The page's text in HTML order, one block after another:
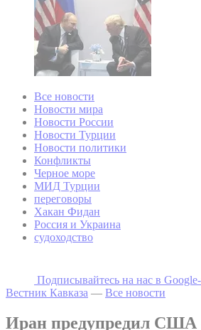
Все новости
Новости мира
Новости России
Новости Турции
Новости политики
Конфликты
Черное море
МИД Турции
переговоры
Хакан Фидан
Россия и Украина
судоходство
Подписывайтесь на наc в
Вестник Кавказа — Все новости
Иран предупредил США